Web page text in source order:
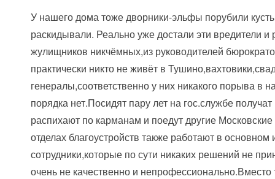
У нашего дома тоже дворники-эльфы порубили
раскидывали. Реально уже достали эти вредители и
жулищников никчёмных,из руководителей
практически никто не живёт в
генералы,соответственно у них никакого порыва в
порядка нет.Посидят пару лет на гос.службе
распихают по карманам и поедут другие
отделах благоустройств также работают в основном
сотрудники,которые по сути никаких решений не
очень не качественно и